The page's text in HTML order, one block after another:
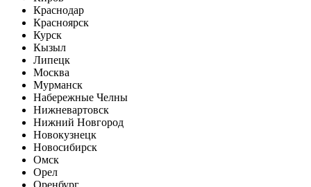
Краснодар
Красноярск
Курск
Кызыл
Липецк
Москва
Мурманск
Набережные Челны
Нижневартовск
Нижний Новгород
Новокузнецк
Новосибирск
Омск
Орел
Оренбург